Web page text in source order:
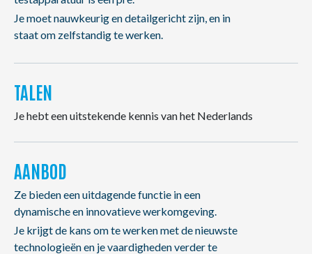
Je moet nauwkeurig en detailgericht zijn, en in
staat om zelfstandig te werken.
TALEN
Je hebt een uitstekende kennis van het Nederlands
AANBOD
Ze bieden een uitdagende functie in een
dynamische en innovatieve werkomgeving.
Je krijgt de kans om te werken met de nieuwste
technologieën en je vaardigheden verder te